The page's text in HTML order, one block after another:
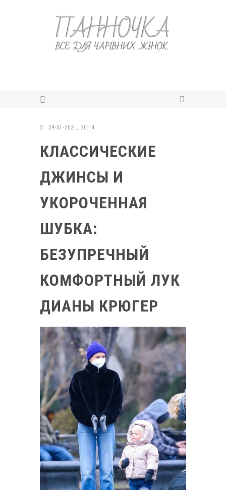
29-01-2021, 20:14
КЛАССИЧЕСКИЕ
ДЖИНСЫ И
УКОРОЧЕННАЯ
ШУБКА:
БЕЗУПРЕЧНЫЙ
КОМФОРТНЫЙ ЛУК
ДИАНЫ КРЮГЕР